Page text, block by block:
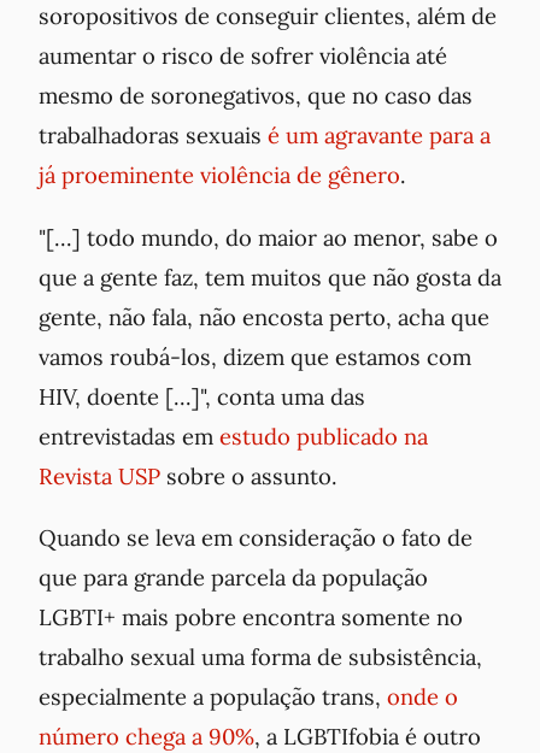
soropositivos de conseguir clientes, além de
aumentar o risco de sofrer violência até
mesmo de soronegativos, que no caso das
trabalhadoras sexuais é um agravante para a
já proeminente violência de gênero.
"[...] todo mundo, do maior ao menor, sabe o
que a gente faz, tem muitos que não gosta da
gente, não fala, não encosta perto, acha que
vamos roubá-los, dizem que estamos com
HIV, doente [...]", conta uma das
entrevistadas em estudo publicado na
Revista USP sobre o assunto.
Quando se leva em consideração o fato de
que para grande parcela da população
LGBTI+ mais pobre encontra somente no
trabalho sexual uma forma de subsistência,
especialmente a população trans, onde o
número chega a 90%, a LGBTIfobia é outro